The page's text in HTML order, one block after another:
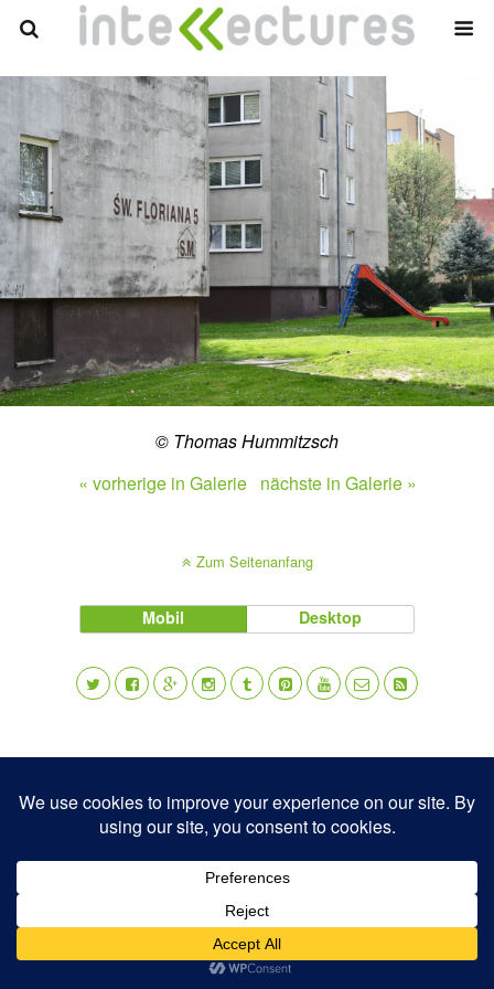
© Thomas Hummitzsch
« vorherige in Galerie nächste in Galerie »
Zum Seitenanfang
Mobil Desktop